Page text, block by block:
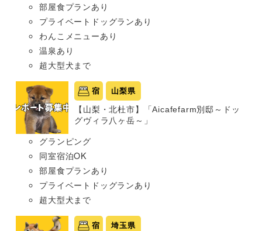
部屋食プランあり
プライベートドッグランあり
わんこメニューあり
温泉あり
超大型犬まで
宿 山梨県
【山梨・北杜市】「Aicafefarm別邸～ドッ
グヴィラ八ヶ岳～」
グランピング
同室宿泊OK
部屋食プランあり
プライベートドッグランあり
超大型犬まで
宿 埼玉県